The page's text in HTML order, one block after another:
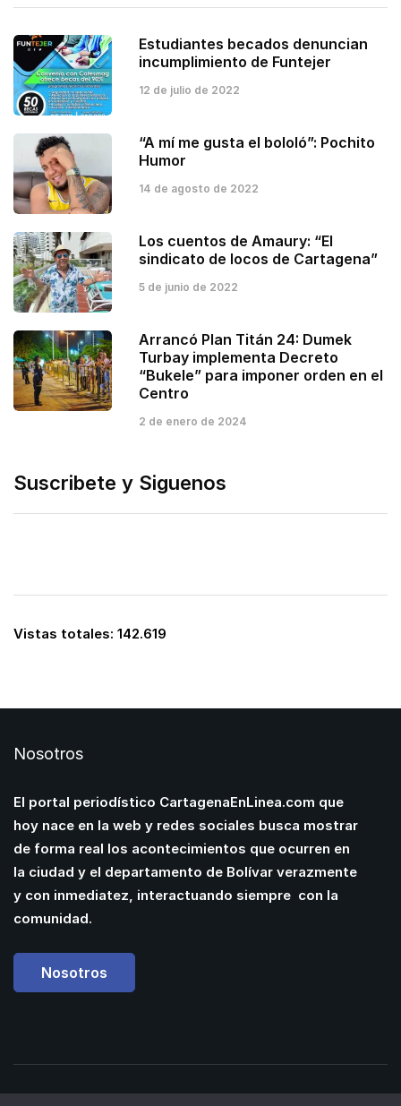
Estudiantes becados denuncian
incumplimiento de Funtejer
12 de julio de 2022
“A mí me gusta el bololó”: Pochito
Humor
14 de agosto de 2022
Los cuentos de Amaury: “El
sindicato de locos de Cartagena”
5 de junio de 2022
Arrancó Plan Titán 24: Dumek
Turbay implementa Decreto
“Bukele” para imponer orden en el
Centro
2 de enero de 2024
Suscribete y Siguenos
Vistas totales: 142.619
Nosotros
El portal periodístico CartagenaEnLinea.com que
hoy nace en la web y redes sociales busca mostrar
de forma real los acontecimientos que ocurren en
la ciudad y el departamento de Bolívar verazmente
y con inmediatez, interactuando siempre con la
comunidad.
Nosotros